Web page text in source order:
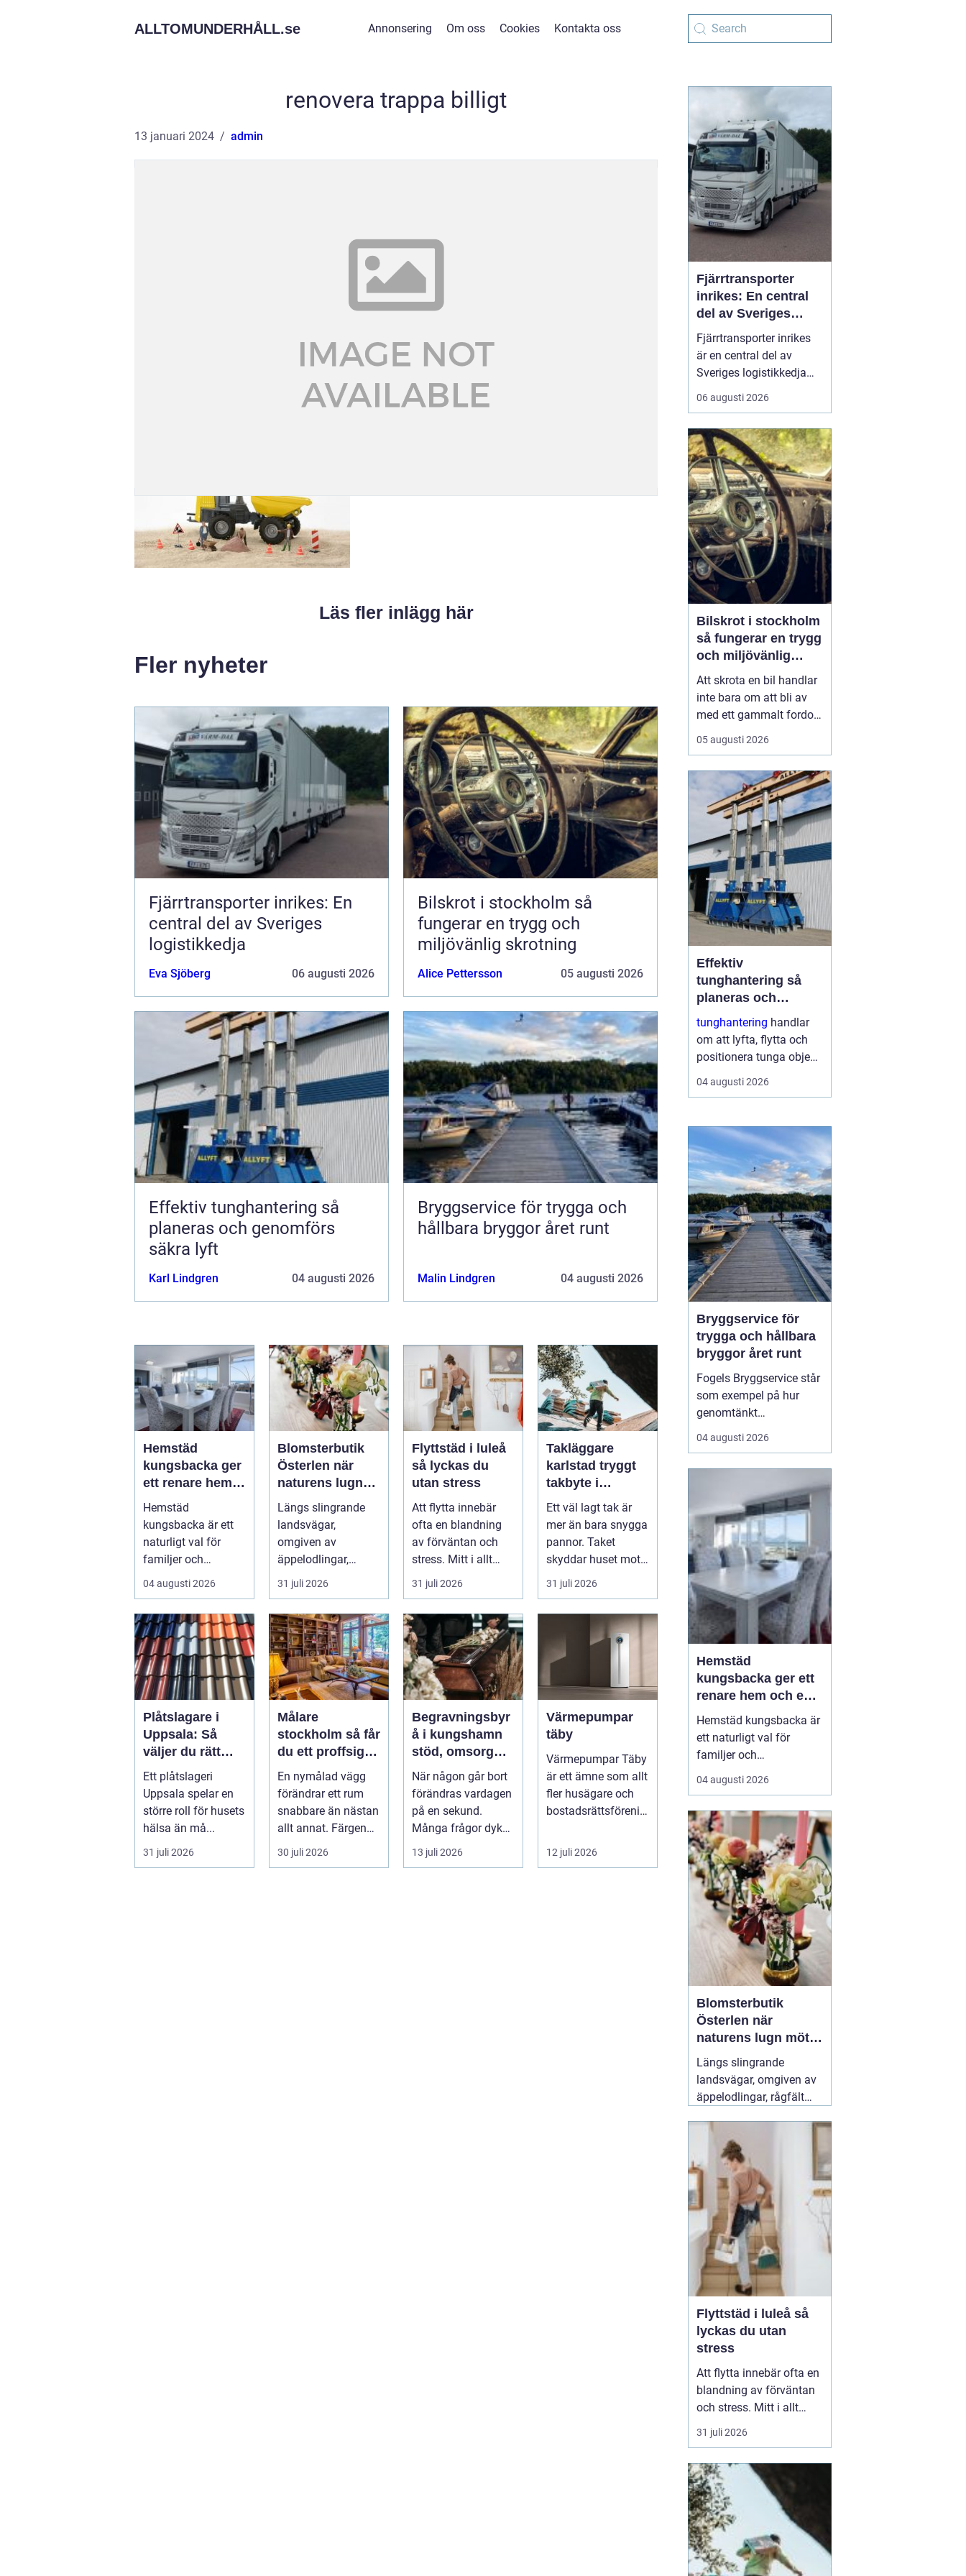
ALLTOMUNDERHÅLL.se Annonsering Om oss Cookies Kontakta oss
renovera trappa billigt
13 januari 2024 admin
Läs fler inlägg här
Fler nyheter
Fjärrtransporter inrikes: En
central del av Sveriges
logistikkedja
Eva Sjöberg 06 augusti 2026
Bilskrot i stockholm så
fungerar en trygg och
miljövänlig skrotning
Alice Pettersson 05 augusti 2026
Effektiv tunghantering så
planeras och genomförs
säkra lyft
Karl Lindgren 04 augusti 2026
Bryggservice för trygga och
hållbara bryggor året runt
Malin Lindgren 04 augusti 2026
Hemstäd
kungsbacka ger
ett renare hem
och en lugnare
vardag
Hemstäd
kungsbacka är ett
naturligt val för
familjer och
yrkesverksamma
som vill ha ett rent
hem uta...
04 augusti 2026
Blomsterbutik
Österlen när
naturens lugn
möter kreativt
hantverk
Längs slingrande
landsvägar,
omgiven av
äppelodlingar,
rågfält och
havsvindar, har
blomsterhantverke...
31 juli 2026
Flyttstäd i luleå
så lyckas du
utan stress
Att flytta innebär
ofta en blandning
av förväntan och
stress. Mitt i allt
packande och
planerande dy...
31 juli 2026
Takläggare
karlstad tryggt
takbyte i
värmländskt
klimat
Ett väl lagt tak är
mer än bara snygga
pannor. Taket
skyddar huset mot
regn, snö, blåst och
stark vå...
31 juli 2026
Plåtslagare i
Uppsala: Så
väljer du rätt
hantverkare för
tak och fasad
Ett plåtslageri
Uppsala spelar en
större roll för husets
hälsa än må...
31 juli 2026
Målare
stockholm så får
du ett proffsigt
resultat hemma
En nymålad vägg
förändrar ett rum
snabbare än nästan
allt annat. Färgen
påverkar hur vi
upplever lju...
30 juli 2026
Begravningsbyr
å i kungshamn
stöd, omsorg
och trygg
vägledning
När någon går bort
förändras vardagen
på en sekund.
Många frågor dyker
upp på en gång:
Vad händer nu...
13 juli 2026
Värmepumpar
täby
Värmepumpar Täby
är ett ämne som allt
fler husägare och
bostadsrättsförenin
för n...
12 juli 2026
Fjärrtransporter
inrikes: En central
del av Sveriges
logistikkedja
Fjärrtransporter inrikes
är en central del av
Sveriges logistikkedja
och avgörande för att
varor ska nå rätt plats i
välplanerade rutter,
samordnade flöden och
moderna fordon kan
före...
06 augusti 2026
Bilskrot i stockholm
så fungerar en trygg
och miljövänlig
skrotning
Att skrota en bil handlar
inte bara om att bli av
med ett gammalt fordon.
För många bilägare i
Stockholm väcker
går skrotningen till?
Vilka papper behövs?
Hur ser man till att bilen
tas om hand på ett
miljöriktigt sätt? En
seriö...
05 augusti 2026
Effektiv
tunghantering så
planeras och
genomförs säkra
lyft
tunghantering handlar
om att lyfta, flytta och
positionera tunga objekt
som maskiner, hus, broar
och stora
Arbetet kräver noggrann
planering,
specialutrustning och ett
stort fokus på
säkerhet....
04 augusti 2026
Bryggservice för
trygga och hållbara
bryggor året runt
Fogels Bryggservice står
som exempel på hur
genomtänkt
bryggservice kan
förvandla en brygga från
lösning för både båtliv
och bad. Bryggserv...
04 augusti 2026
Hemstäd
kungsbacka ger ett
renare hem och en
lugnare vardag
Hemstäd kungsbacka är
ett naturligt val för
familjer och
yrkesverksamma som
vill ha ett rent hem utan
Många upptäcker hur
mycket energi som
frigörs när de låter en
professionell städpartner
ta hand om
dammsugning,
moppning och d...
04 augusti 2026
Blomsterbutik
Österlen när
naturens lugn möter
kreativt hantverk
Längs slingrande
landsvägar, omgiven av
äppelodlingar, rågfält
blomsterhantverket på
Österlen fått en alldeles
egen karaktär. Här går
säsong, hållbarhet och
personligt uttryck före
snabba lösningar.
31 juli
2026
Flyttstäd i luleå så
lyckas du utan
stress
Att flytta innebär ofta en
blandning av förväntan
och stress. Mitt i allt
packande och
planerande dyker en av
upp: flyttstädningen. För
många i Luleå är
flyttstäd Luleå något
som avgör om
besiktningen går
igenom, om
31 juli 2026